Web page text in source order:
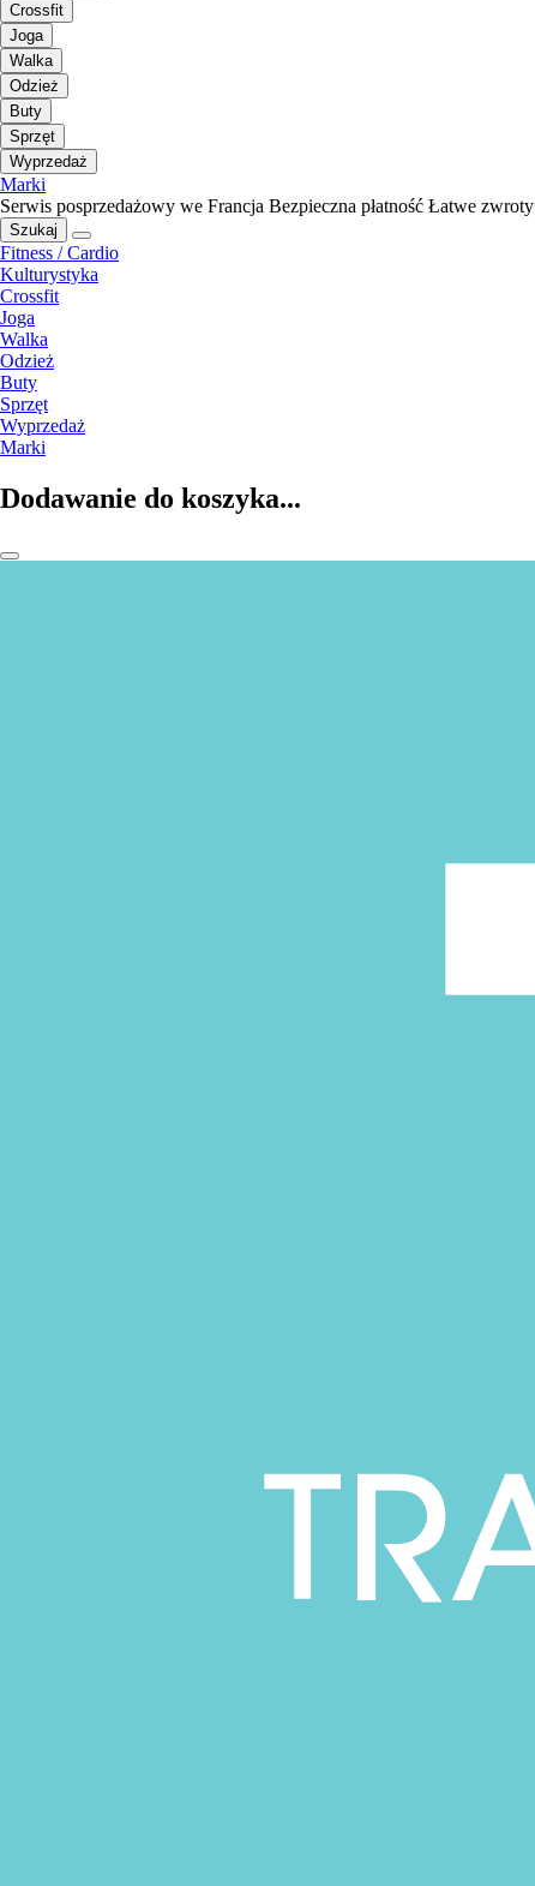
Crossfit
Joga
Walka
Odzież
Buty
Sprzęt
Wyprzedaż
Marki
Serwis posprzedażowy we Francja Bezpieczna płatność Łatwe zwroty
Szukaj
Fitness / Cardio
Kulturystyka
Crossfit
Joga
Walka
Odzież
Buty
Sprzęt
Wyprzedaż
Marki
Dodawanie do koszyka...